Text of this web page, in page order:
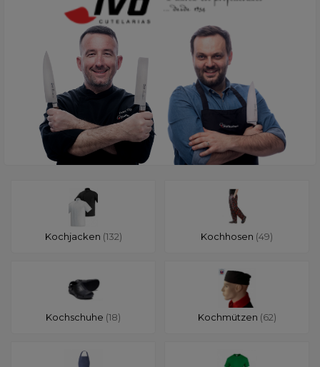
Kochjacken (132) Kochhosen (49)
Kochschuhe (18) Kochmützen (62)